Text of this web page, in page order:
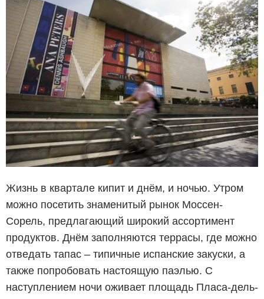
Жизнь в квартале кипит и днём, и ночью. Утром
можно посетить знаменитый рынок Моссен-
Сорель, предлагающий широкий ассортимент
продуктов. Днём заполняются террасы, где можно
отведать тапас – типичные испанские закуски, а
также попробовать настоящую паэлью. С
наступлением ночи оживает площадь Пласа-дель-